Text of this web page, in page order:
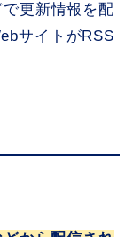
更新情報を配
サイトがRSS